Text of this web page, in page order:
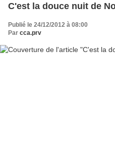
C'est la douce nuit de
Publié le 24/12/2012 à 08:00
Par cca.prv